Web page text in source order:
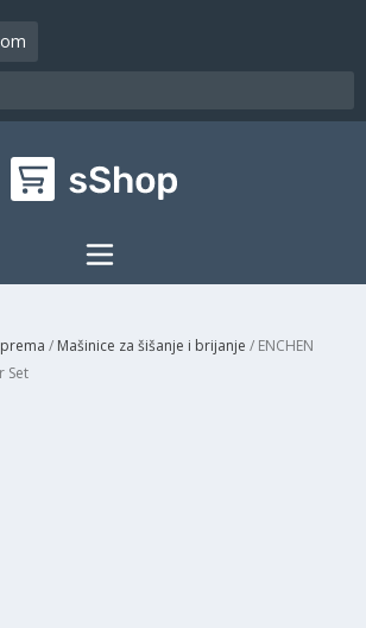
/ Mašinice za šišanje i brijanje / ENCHEN
Set